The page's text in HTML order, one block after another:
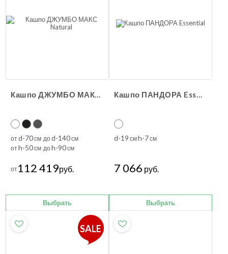
Кашпо ДЖУМБО МАКС Natural
отd-70см доd-140см
отh-50см доh-90см
от112 419руб.
Выбрать
Кашпо ПАНДОРА Essential
d-19 смh-7см
7 066 руб.
Выбрать
SALE